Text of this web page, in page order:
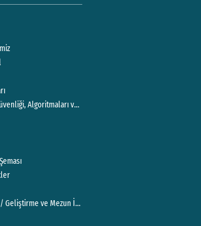
Formu
Formu
Değerlendirme Formu
Değerlendirme Formu
Anketi
Algoritmaları ve Formları
Sürekli Eğitim / Geliştirme ve Mezun İzleme Komitesi